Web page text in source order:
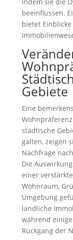
beeinflussen.
bietet
Gebiete
Eine
städtische
galten, zeigen
Nachfrage
Die
einer
Wohnraum,
Umgebung
ländliche
während
Rückgang der